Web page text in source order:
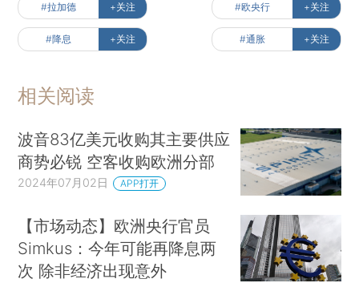
#拉加德 +关注 #欧央行 +关注
#降息 +关注 #通胀 +关注
相关阅读
波音83亿美元收购其主要供应
商势必锐 空客收购欧洲分部
2024年07月02日 APP打开
【市场动态】欧洲央行官员
Simkus：今年可能再降息两
次 除非经济出现意外